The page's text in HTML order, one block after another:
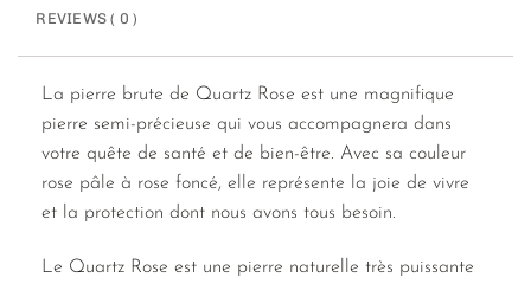
REVIEWS ( 0 )
La pierre brute de Quartz Rose est une magnifique
pierre semi-précieuse qui vous accompagnera dans
votre quête de santé et de bien-être. Avec sa couleur
rose pâle à rose foncé, elle représente la joie de vivre
et la protection dont nous avons tous besoin.
Le Quartz Rose est une pierre naturelle très puissante